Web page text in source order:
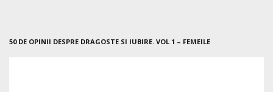
50 DE OPINII DESPRE DRAGOSTE SI IUBIRE. VOL 1 – FEMEILE